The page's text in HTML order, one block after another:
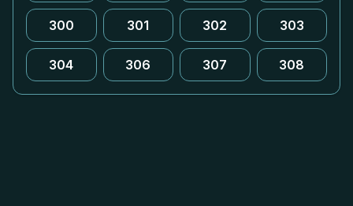
300 301 302 303
304 306 307 308